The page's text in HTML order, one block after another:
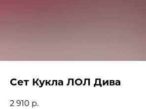
Сет Кукла ЛОЛ Дива
2 910 р.